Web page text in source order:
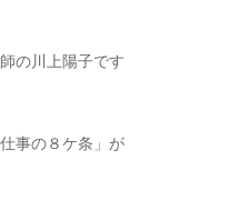
の川上陽子です
事の８ケ条」が